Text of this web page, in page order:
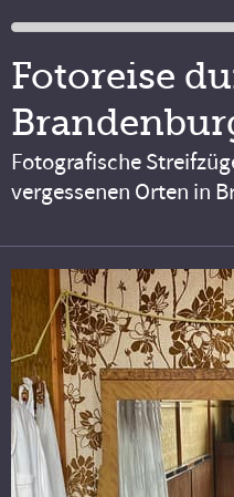
Fotoreise
Fotografische
vergessenen Orten in